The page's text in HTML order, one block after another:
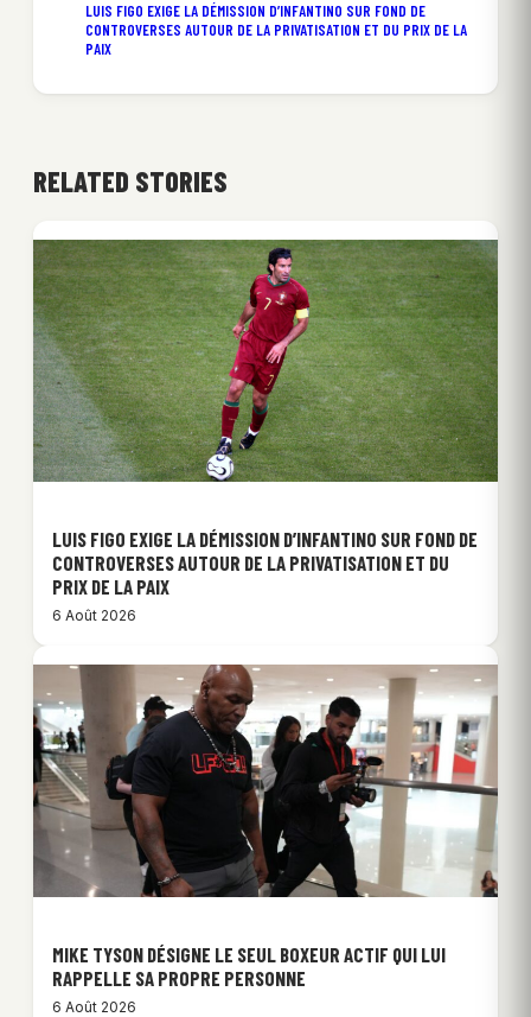
LUIS FIGO EXIGE LA DÉMISSION D’INFANTINO SUR FOND DE
CONTROVERSES AUTOUR DE LA PRIVATISATION ET DU PRIX DE LA
PAIX
RELATED STORIES
LUIS FIGO EXIGE LA DÉMISSION D’INFANTINO SUR FOND DE
CONTROVERSES AUTOUR DE LA PRIVATISATION ET DU
PRIX DE LA PAIX
6 Août 2026
MIKE TYSON DÉSIGNE LE SEUL BOXEUR ACTIF QUI LUI
RAPPELLE SA PROPRE PERSONNE
6 Août 2026